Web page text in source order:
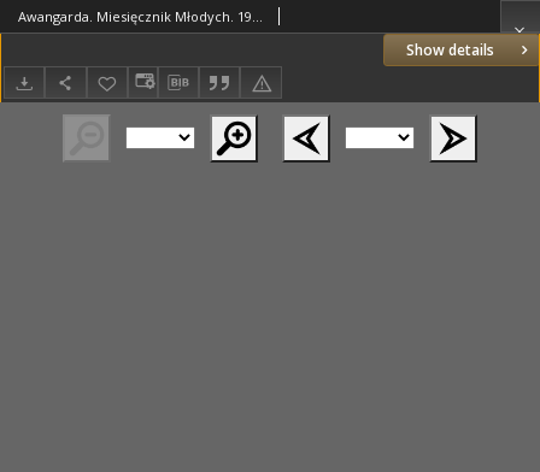
Show details
Awangarda. Miesięcznik Młodych. 1928 R.7 nr4